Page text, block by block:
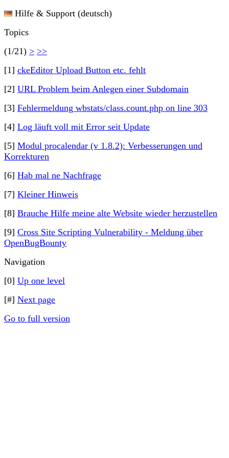
Hilfe & Support (deutsch)
Topics
(1/21) > >>
[1] ckeEditor Upload Button etc. fehlt
[2] URL Problem beim Anlegen einer Subdomain
[3] Fehlermeldung wbstats/class.count.php on line 303
[4] Log läuft voll mit Error seit Update
[5] Modul procalendar (v 1.8.2): Verbesserungen und
Korrekturen
[6] Hab mal ne Nachfrage
[7] Kleiner Hinweis
[8] Brauche Hilfe meine alte Website wieder herzustellen
[9] Cross Site Scripting Vulnerability - Meldung über
OpenBugBounty
Navigation
[0] Up one level
[#] Next page
Go to full version